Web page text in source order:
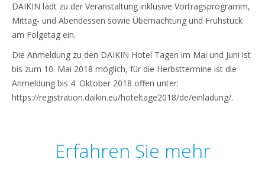
DAIKIN lädt zu der Veranstaltung inklusive Vortragsprogramm,
Mittag- und Abendessen sowie Übernachtung und Frühstück
am Folgetag ein.
Die Anmeldung zu den DAIKIN Hotel Tagen im Mai und Juni ist
bis zum 10. Mai 2018 möglich, für die Herbsttermine ist die
Anmeldung bis 4. Oktober 2018 offen unter:
https://registration.daikin.eu/hoteltage2018/de/einladung/.
Erfahren Sie mehr